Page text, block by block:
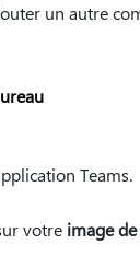
un autre
Teams.
votre image